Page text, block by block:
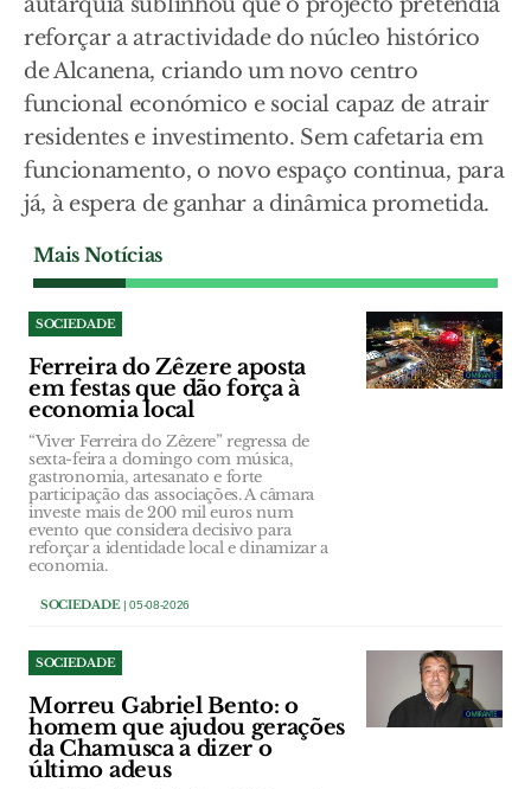
reforçar a atractividade do núcleo histórico
de Alcanena, criando um novo centro
funcional económico e social capaz de atrair
residentes e investimento. Sem cafetaria em
funcionamento, o novo espaço continua, para
já, à espera de ganhar a dinâmica prometida.
Mais Notícias
SOCIEDADE
Ferreira do Zêzere aposta
em festas que dão força à
economia local
“Viver Ferreira do Zêzere” regressa de
sexta-feira a domingo com música,
gastronomia, artesanato e forte
participação das associações. A câmara
investe mais de 200 mil euros num
evento que considera decisivo para
reforçar a identidade local e dinamizar a
economia.
SOCIEDADE| 05-08-2026
SOCIEDADE
Morreu Gabriel Bento: o
homem que ajudou gerações
da Chamusca a dizer o
último adeus